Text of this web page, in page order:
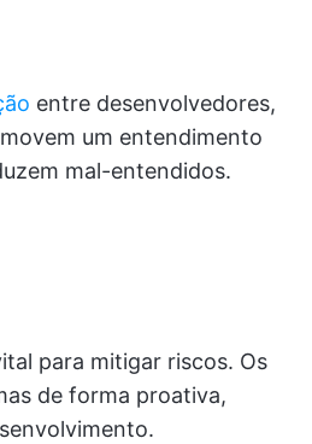
entre desenvolvedores,
um entendimento
mal-entendidos.
para mitigar riscos. Os
de forma proativa,